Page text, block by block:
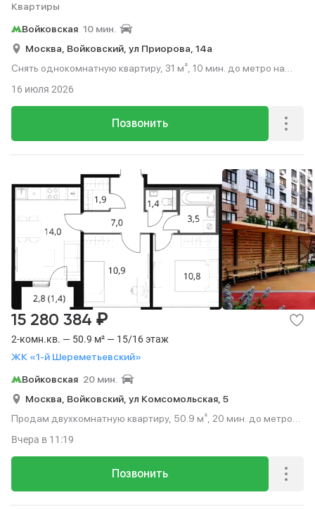
Квартиры
Войковская 10 мин.
Москва, Войковский, ул Приорова, 14а
Снять однокомнатную квартиру, 31 м², 10 мин. до метро на
Позвонить
16 июля 2026
2-комн.кв. — 50.9 м² — 15/16 этаж
ЖК «1-й Шереметьевский»
15 280 384 ₽
Войковская 20 мин.
Москва, Войковский, ул Комсомольская, 5
Продам двухкомнатную квартиру, 50.9 м², 20 мин. до метро
Позвонить
Вчера в 11:19